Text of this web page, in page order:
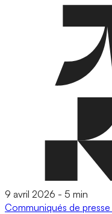
9 avril 2026 - 5 min
Communiqués de presse